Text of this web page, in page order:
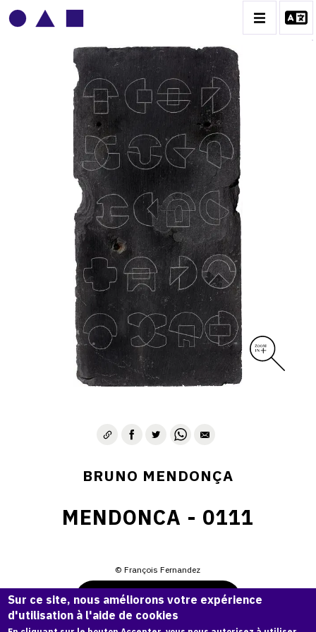
BRUNO MENDONÇA
BIOGRAPHIE
CATALOGUE DES OEUVRES
CONTACT
BRUNO MENDONÇA
MENDONCA - 0111
© François Fernandez
Demande d'information
Sur ce site, nous améliorons votre expérience
d'utilisation à l'aide de cookies